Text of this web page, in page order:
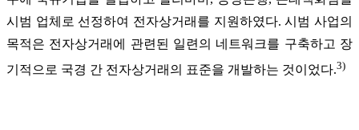
시범 업체로 선정하여 전자상거래를 지원하였다. 시범 사업의
목적은 전자상거래에 관련된 일련의 네트워크를 구축하고 장
기적으로 국경 간 전자상거래의 표준을 개발하는 것이었다.3)